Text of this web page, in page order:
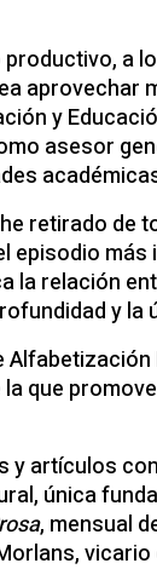
a
aprovechar
y
asesor
retirado
la relación
y
que
artículos
única
, mensual